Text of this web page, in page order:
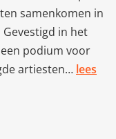
samenkomen in
in het
podium voor
artiesten… lees